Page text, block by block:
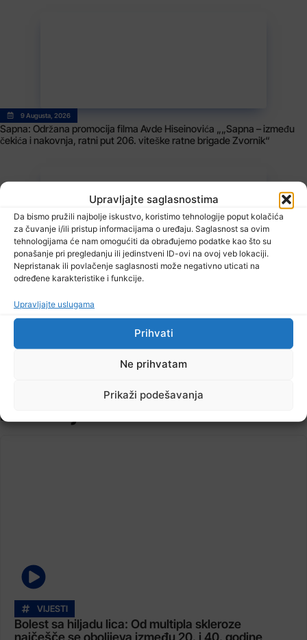
Upravljajte saglasnostima
Da bismo pružili najbolje iskustvo, koristimo tehnologije poput kolačića
za čuvanje i/ili pristup informacijama o uređaju. Saglasnost sa ovim
tehnologijama će nam omogućiti da obrađujemo podatke kao što su
ponašanje pri pregledanju ili jedinstveni ID-ovi na ovoj veb lokaciji.
Nepristanak ili povlačenje saglasnosti može negativno uticati na
određene karakteristike i funkcije.
Upravljajte uslugama
Prihvati
Ne prihvatam
Prikaži podešavanja
9 Augusta, 2026
Sapna: Održana promocija filma Avde Hiseinovića „„Sapna – između
čekića i nakovnja, ratni put 206. viteške ratne brigade Zvornik“
9 Augusta, 2026
Brisanje tragova genocida: Šta se krije iza fotografije Cvijanović u
TV RASPORED
Pročitajte...
VIJESTI
Bolest sa hiljadu lica: Od multipla skleroze
najčešče se obolijeva između 20. i 40. godine